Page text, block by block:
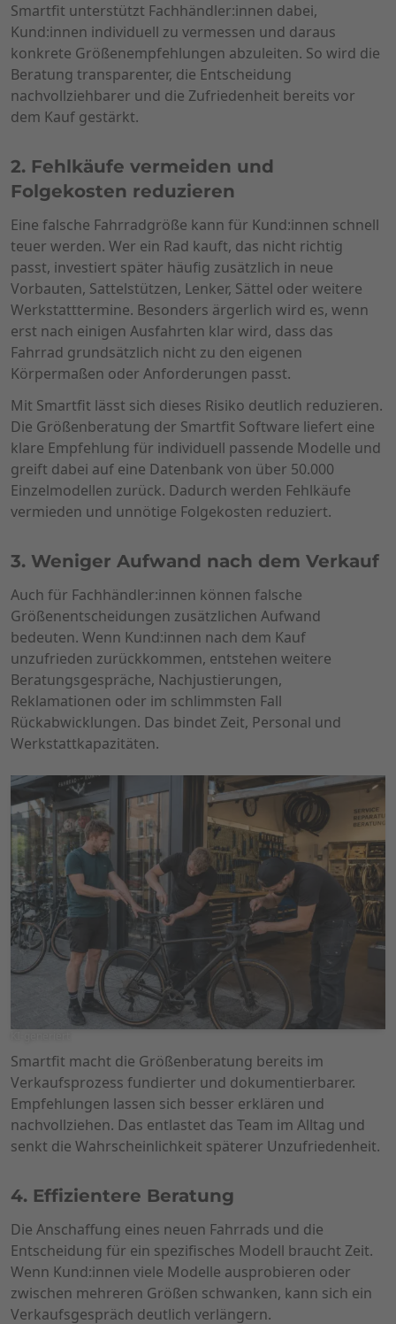
Smartfit unterstützt Fachhändler:innen dabei,
Kund:innen individuell zu vermessen und daraus
konkrete Größenempfehlungen abzuleiten. So wird die
Beratung transparenter, die Entscheidung
nachvollziehbarer und die Zufriedenheit bereits vor
dem Kauf gestärkt.
2. Fehlkäufe vermeiden und
Folgekosten reduzieren
Eine falsche Fahrradgröße kann für Kund:innen schnell
teuer werden. Wer ein Rad kauft, das nicht richtig
passt, investiert später häufig zusätzlich in neue
Vorbauten, Sattelstützen, Lenker, Sättel oder weitere
Werkstatttermine. Besonders ärgerlich wird es, wenn
erst nach einigen Ausfahrten klar wird, dass das
Fahrrad grundsätzlich nicht zu den eigenen
Körpermaßen oder Anforderungen passt.
Mit Smartfit lässt sich dieses Risiko deutlich reduzieren.
Die Größenberatung der Smartfit Software liefert eine
klare Empfehlung für individuell passende Modelle und
greift dabei auf eine Datenbank von über 50.000
Einzelmodellen zurück. Dadurch werden Fehlkäufe
vermieden und unnötige Folgekosten reduziert.
3. Weniger Aufwand nach dem Verkauf
Auch für Fachhändler:innen können falsche
Größenentscheidungen zusätzlichen Aufwand
bedeuten. Wenn Kund:innen nach dem Kauf
unzufrieden zurückkommen, entstehen weitere
Beratungsgespräche, Nachjustierungen,
Reklamationen oder im schlimmsten Fall
Rückabwicklungen. Das bindet Zeit, Personal und
Werkstattkapazitäten.
Smartfit macht die Größenberatung bereits im
Verkaufsprozess fundierter und dokumentierbarer.
Empfehlungen lassen sich besser erklären und
nachvollziehen. Das entlastet das Team im Alltag und
senkt die Wahrscheinlichkeit späterer Unzufriedenheit.
4. Effizientere Beratung
Die Anschaffung eines neuen Fahrrads und die
Entscheidung für ein spezifisches Modell braucht Zeit.
Wenn Kund:innen viele Modelle ausprobieren oder
zwischen mehreren Größen schwanken, kann sich ein
Verkaufsgespräch deutlich verlängern.